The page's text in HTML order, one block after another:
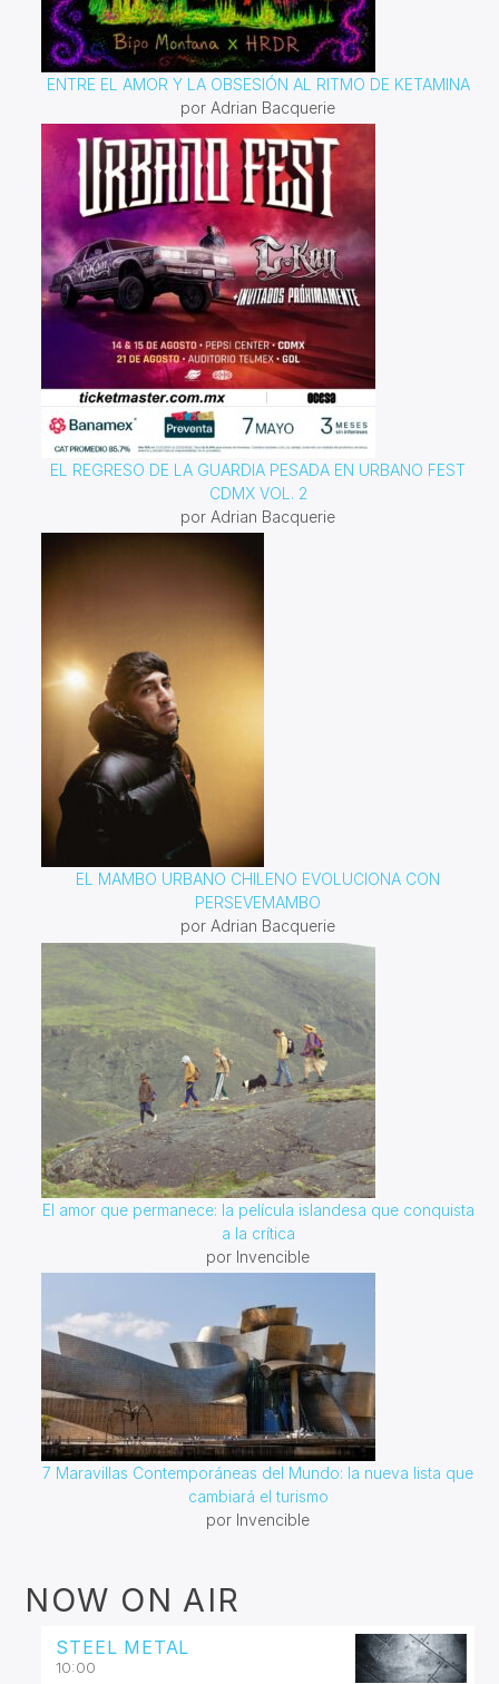
ENTRE EL AMOR Y LA OBSESIÓN AL RITMO DE KETAMINA
por Adrian Bacquerie
EL REGRESO DE LA GUARDIA PESADA EN URBANO FEST
CDMX VOL. 2
por Adrian Bacquerie
EL MAMBO URBANO CHILENO EVOLUCIONA CON
PERSEVEMAMBO
por Adrian Bacquerie
El amor que permanece: la película islandesa que conquista
a la crítica
por Invencible
7 Maravillas Contemporáneas del Mundo: la nueva lista que
cambiará el turismo
por Invencible
NOW ON AIR
STEEL METAL
10:00